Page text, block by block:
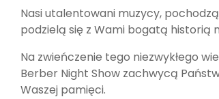
Nasi utalentowani muzycy,
podzielą się z Wami bogatą historią
Na zwieńczenie tego niezwykłego
Berber Night Show zachwycą
Waszej pamięci.